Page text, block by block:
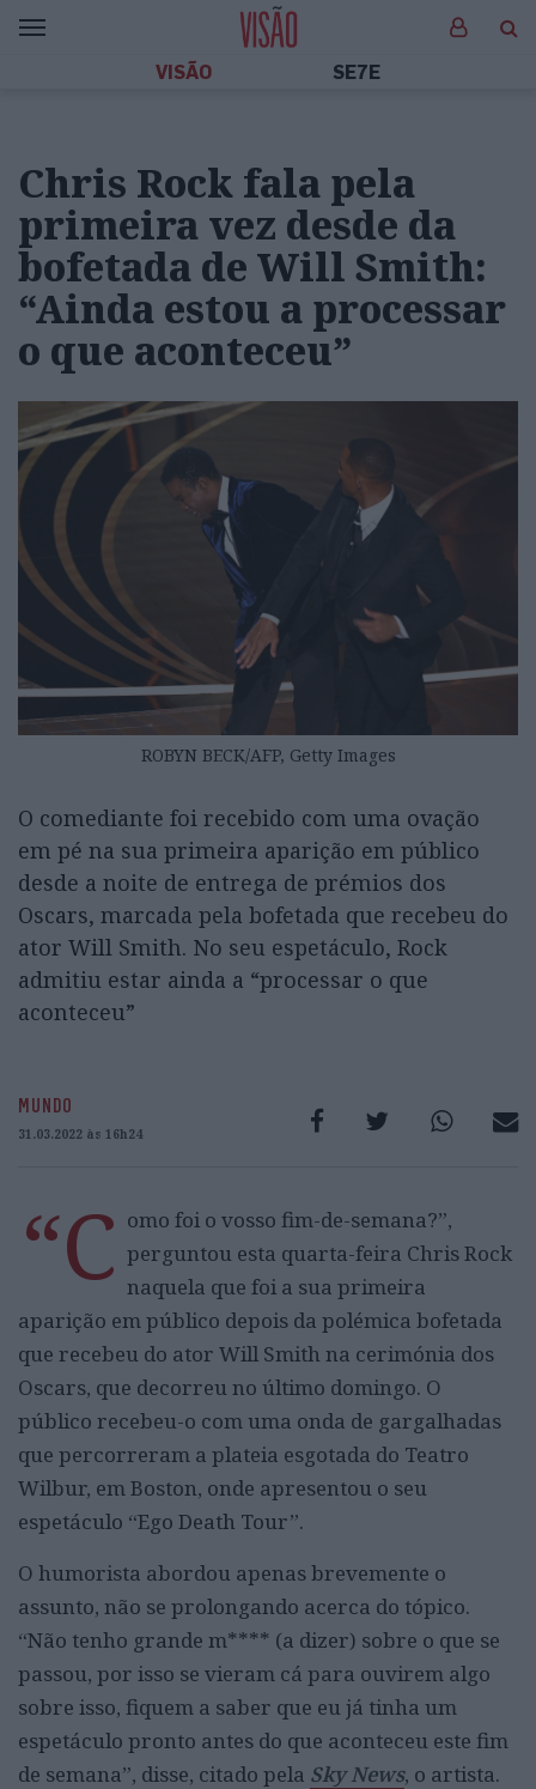
VISÃO SE7E
Chris Rock fala pela
primeira vez desde da
bofetada de Will Smith:
“Ainda estou a processar
o que aconteceu”
ROBYN BECK/AFP, Getty Images
O comediante foi recebido com uma ovação
em pé na sua primeira aparição em público
desde a noite de entrega de prémios dos
Oscars, marcada pela bofetada que recebeu do
ator Will Smith. No seu espetáculo, Rock
admitiu estar ainda a “processar o que
aconteceu”
MUNDO
31.03.2022 às 16h24
“C omo foi o vosso fim-de-semana?”,
perguntou esta quarta-feira Chris Rock
naquela que foi a sua primeira
aparição em público depois da polémica bofetada
que recebeu do ator Will Smith na cerimónia dos
Oscars, que decorreu no último domingo. O
público recebeu-o com uma onda de gargalhadas
que percorreram a plateia esgotada do Teatro
Wilbur, em Boston, onde apresentou o seu
espetáculo “Ego Death Tour”.
O humorista abordou apenas brevemente o
assunto, não se prolongando acerca do tópico.
“Não tenho grande m**** (a dizer) sobre o que se
passou, por isso se vieram cá para ouvirem algo
sobre isso, fiquem a saber que eu já tinha um
espetáculo pronto antes do que aconteceu este fim
de semana”, disse, citado pela Sky News, o artista.